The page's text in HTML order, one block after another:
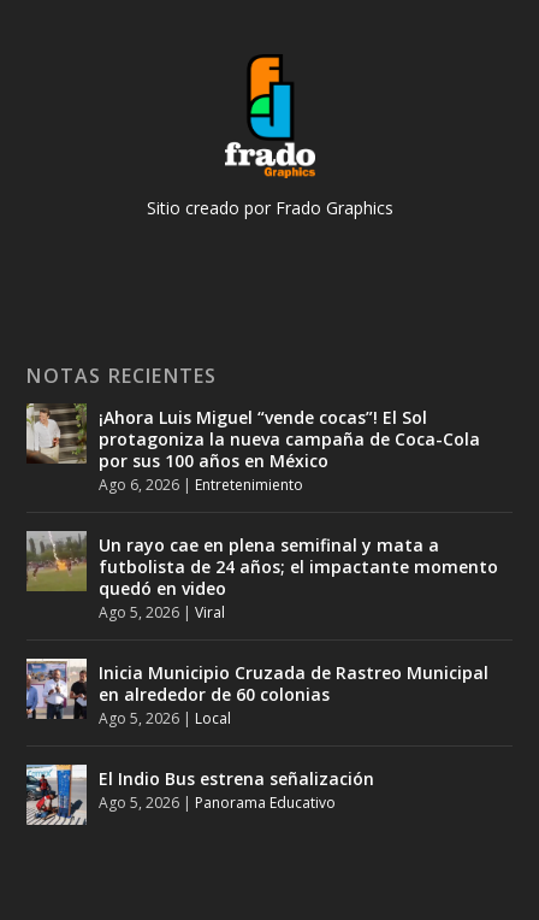
Sitio creado por Frado Graphics
NOTAS RECIENTES
¡Ahora Luis Miguel “vende cocas”! El Sol
protagoniza la nueva campaña de Coca-Cola
por sus 100 años en México
Ago 6, 2026 | Entretenimiento
Un rayo cae en plena semifinal y mata a
futbolista de 24 años; el impactante momento
quedó en video
Ago 5, 2026 |Viral
Inicia Municipio Cruzada de Rastreo Municipal
en alrededor de 60 colonias
Ago 5, 2026 | Local
El Indio Bus estrena señalización
Ago 5, 2026 | Panorama Educativo